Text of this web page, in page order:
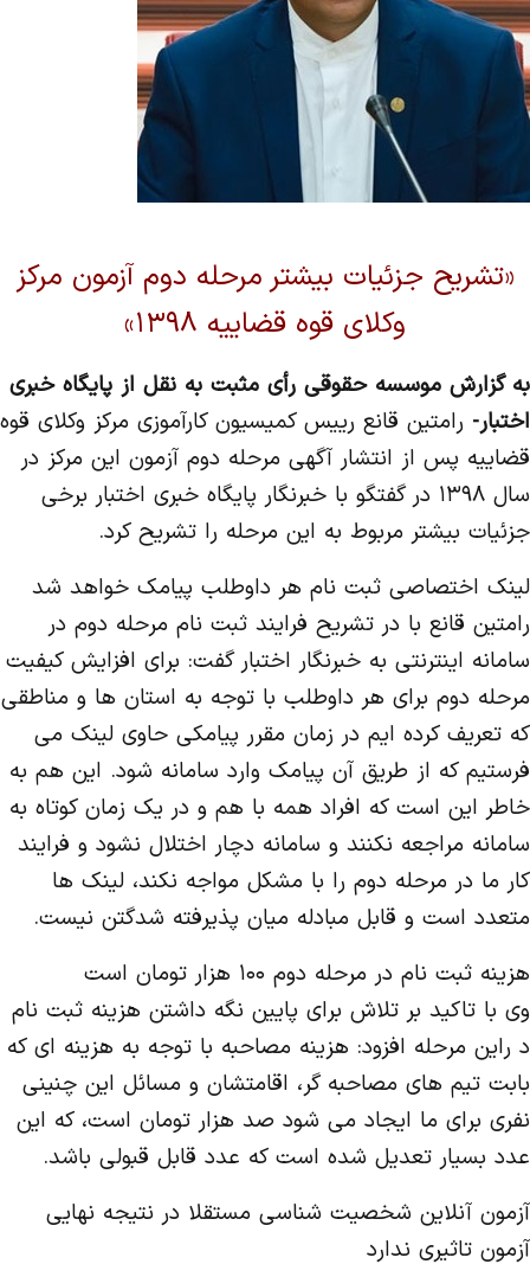
«تشریح جزئیات بیشتر مرحله دوم آزمون مرکز
وکلای قوه قضاییه ۱۳۹۸»
به گزارش موسسه حقوقی رأی مثبت به نقل از پایگاه خبری
اختبار- رامتین قانع رییس کمیسیون کارآموزی مرکز وکلای قوه
قضاییه پس از انتشار آگهی مرحله دوم آزمون این مرکز در
سال ۱۳۹۸ در گفتگو با خبرنگار پایگاه خبری اختبار برخی
جزئیات بیشتر مربوط به این مرحله را تشریح کرد.
لینک اختصاصی ثبت نام هر داوطلب پیامک خواهد شد
رامتین قانع با در تشریح فرایند ثبت نام مرحله دوم در
سامانه اینترنتی به خبرنگار اختبار گفت: برای افزایش کیفیت
مرحله دوم برای هر داوطلب با توجه به استان ها و مناطقی
که تعریف کرده ایم در زمان مقرر پیامکی حاوی لینک می
فرستیم که از طریق آن پیامک وارد سامانه شود. این هم به
خاطر این است که افراد همه با هم و در یک زمان کوتاه به
سامانه مراجعه نکنند و سامانه دچار اختلال نشود و فرایند
کار ما در مرحله دوم را با مشکل مواجه نکند، لینک ها
متعدد است و قابل مبادله میان پذیرفته شدگتن نیست.
هزینه ثبت نام در مرحله دوم ۱۰۰ هزار تومان است
وی با تاکید بر تلاش برای پایین نگه داشتن هزینه ثبت نام
د راین مرحله افزود: هزینه مصاحبه با توجه به هزینه ای که
بابت تیم های مصاحبه گر، اقامتشان و مسائل این چنینی
نفری برای ما ایجاد می شود صد هزار تومان است، که این
عدد بسیار تعدیل شده است که عدد قابل قبولی باشد.
آزمون آنلاین شخصیت شناسی مستقلا در نتیجه نهایی
آزمون تاثیری ندارد